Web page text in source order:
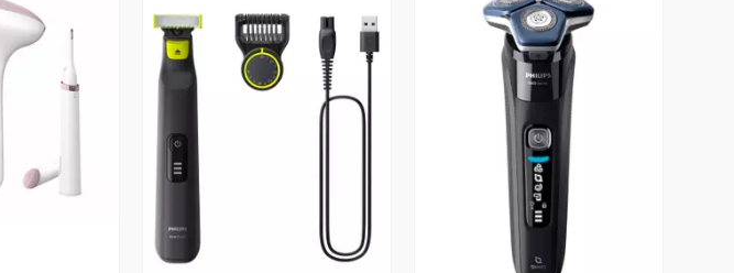
Vista Previa